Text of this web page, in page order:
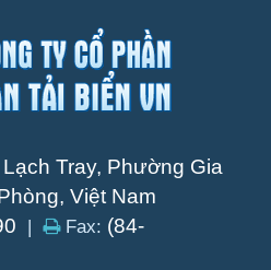
Tray, Phường Gia
Việt Nam
Fax: (84-